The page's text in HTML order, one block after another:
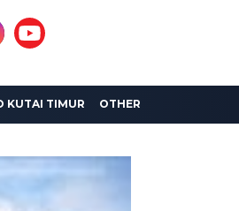
KUTAI TIMUR OTHER